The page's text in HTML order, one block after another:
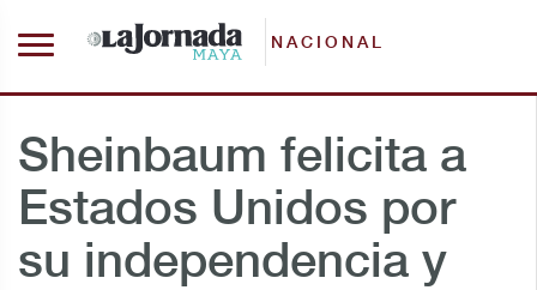
NACIONAL
Sheinbaum felicita a
Estados Unidos por
su independencia y